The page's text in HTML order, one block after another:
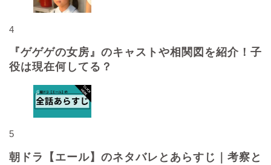
4
『ゲゲゲの女房』のキャストや相関図を紹介！子
役は現在何してる？
5
朝ドラ【エール】のネタバレとあらすじ｜考察と